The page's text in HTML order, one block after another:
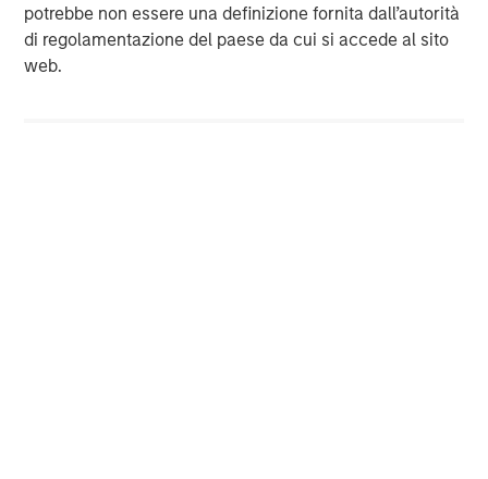
potrebbe non essere una definizione fornita dall’autorità
di regolamentazione del paese da cui si accede al sito
web.
September 30, 2017. Morgan Stanley Investment
Management strives to provide outstanding long-term
investment performance, service, and a comprehensive